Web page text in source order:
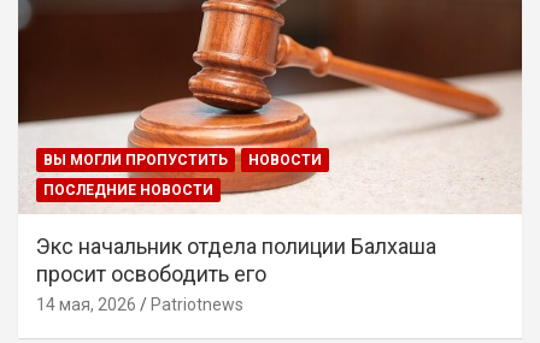
ВЫ МОГЛИ ПРОПУСТИТЬ
НОВОСТИ
ПОСЛЕДНИЕ НОВОСТИ
Экс начальник отдела полиции Балхаша
просит освободить его
14 мая, 2026 Patriotnews